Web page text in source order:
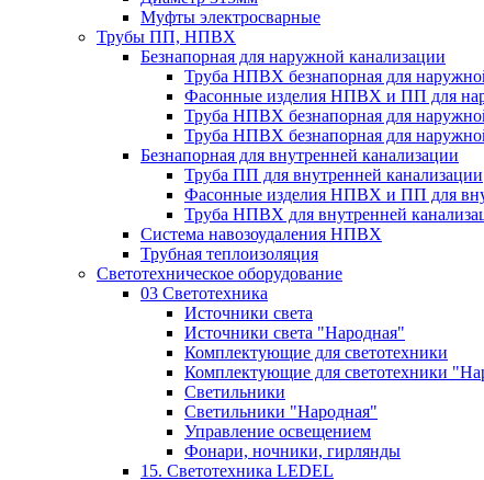
Муфты электросварные
Трубы ПП, НПВХ
Безнапорная для наружной канализации
Труба НПВХ безнапорная для
Фасонные изделия НПВХ и ПП для
Труба НПВХ безнапорная для
Труба НПВХ безнапорная для
Безнапорная для внутренней канализации
Труба ПП для внутренней канализации
Фасонные изделия НПВХ и ПП для
Труба НПВХ для внутренней
Система навозоудаления НПВХ
Трубная теплоизоляция
Светотехническое оборудование
03 Светотехника
Источники света
Источники света "Народная"
Комплектующие для светотехники
Комплектующие для светотехники
Светильники
Светильники "Народная"
Управление освещением
Фонари, ночники, гирлянды
15. Светотехника LEDEL